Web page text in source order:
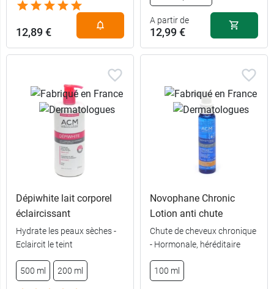
12,89 €
A partir de
12,99 €
180
Dépiwhite lait corporel
éclaircissant
Hydrate les peaux sèches -
Eclaircit le teint
500 ml 200 ml
Novophane Chronic
Lotion anti chute
Chute de cheveux chronique
- Hormonale, héréditaire
100 ml